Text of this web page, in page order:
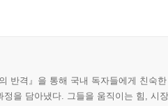
의 반격』을 통해 국내 독자들에게 친숙
정을 담아냈다. 그들을 움직이는 힘, 시